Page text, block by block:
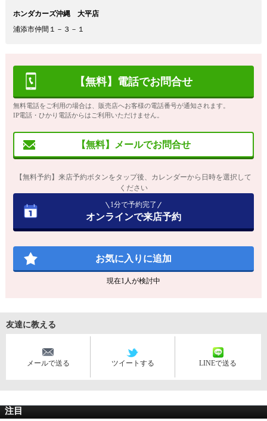
ホンダカーズ沖縄 大平店
浦添市仲間１－３－１
【無料】電話でお問合せ
無料電話をご利用の場合は、販売店へお客様の電話番号が通知されます。
IP電話・ひかり電話からはご利用いただけません。
【無料】メールでお問合せ
【無料予約】来店予約ボタンをタップ後、カレンダーから日時を選択して
ください
1分で予約完了
オンラインで来店予約
お気に入りに追加
現在1人が検討中
友達に教える
メールで送る ツイートする LINEで送る
注目